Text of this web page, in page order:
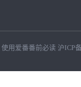
使用爱番番前必读 沪ICP